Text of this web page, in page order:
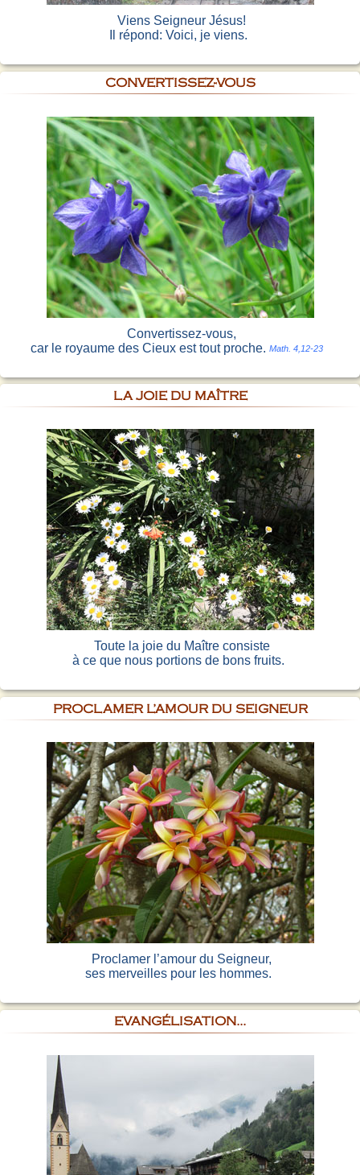
Viens Seigneur Jésus!
Il répond: Voici, je viens.
CONVERTISSEZ-VOUS
Convertissez-vous,
car le royaume des Cieux est tout proche. Math. 4,12-23
LA JOIE DU MAÎTRE
Toute la joie du Maître consiste
à ce que nous portions de bons fruits.
PROCLAMER L’AMOUR DU SEIGNEUR
Proclamer l’amour du Seigneur,
ses merveilles pour les hommes.
EVANGÉLISATION...